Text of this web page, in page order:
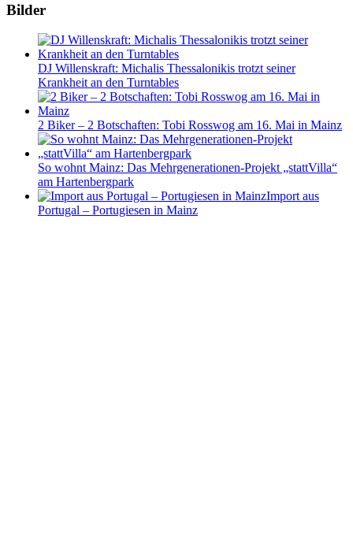
Bilder
DJ Willenskraft: Michalis Thessalonikis trotzt seiner
Krankheit an den Turntables
2 Biker – 2 Botschaften: Tobi Rosswog am 16. Mai in Mainz
So wohnt Mainz: Das Mehrgenerationen-Projekt „stattVilla“
am Hartenbergpark
Import aus
Portugal – Portugiesen in Mainz